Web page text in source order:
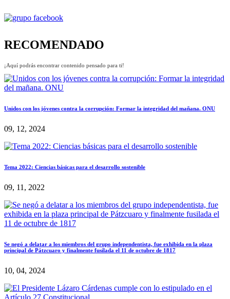
RECOMENDADO
¡Aquí podrás encontrar contenido pensado para ti!
Unidos con los jóvenes contra la corrupción: Formar la integridad del mañana. ONU
09, 12, 2024
Tema 2022: Ciencias básicas para el desarrollo sostenible
09, 11, 2022
Se negó a delatar a los miembros del grupo independentista, fue exhibida en la plaza
principal de Pátzcuaro y finalmente fusilada el 11 de octubre de 1817
10, 04, 2024